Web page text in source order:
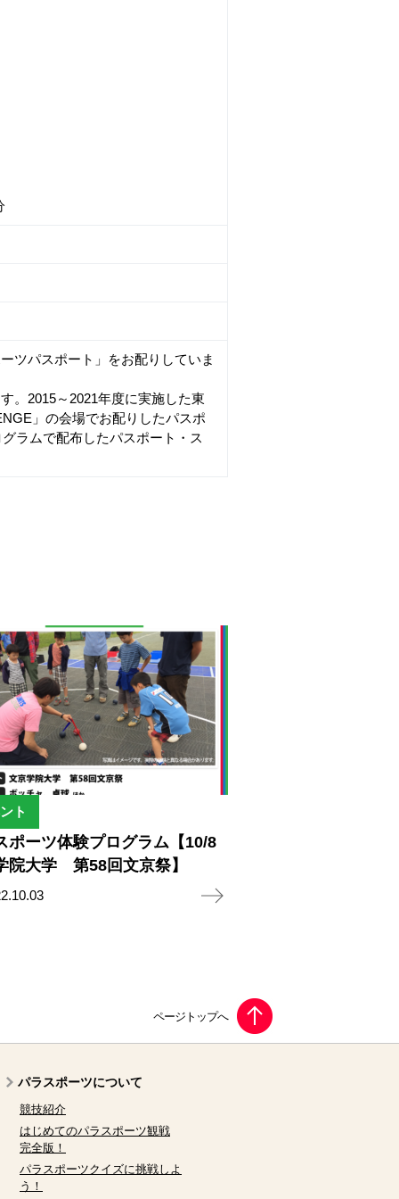
ツパスポート」をお配りしていま
。2015～2021年度に実施した東
」の会場でお配りしたパスポ
ラムで配布したパスポート・ス
ト
ポーツ体験プログラム【10/8
院大学 第58回文京祭】
パラスポーツについて
競技紹介
はじめてのパラスポーツ観戦
完全版！
パラスポーツクイズに挑戦しよ
う！